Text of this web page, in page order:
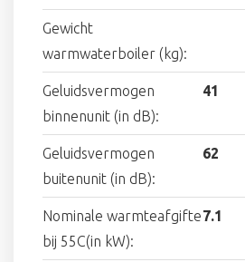
Gewicht
warmwaterboiler (kg):
Geluidsvermogen
binnenunit (in dB):
41
Geluidsvermogen
buitenunit (in dB):
62
Nominale warmteafgifte
bij 55C(in kW):
7.1